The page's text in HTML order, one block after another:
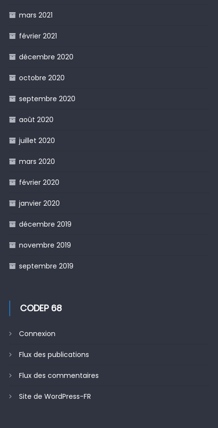
mars 2021
février 2021
décembre 2020
octobre 2020
septembre 2020
août 2020
juillet 2020
mars 2020
février 2020
janvier 2020
décembre 2019
novembre 2019
septembre 2019
CODEP 68
Connexion
Flux des publications
Flux des commentaires
Site de WordPress-FR